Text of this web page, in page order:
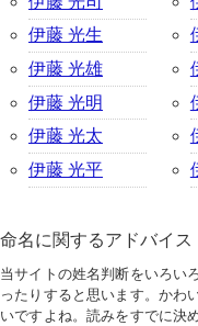
伊藤 光生
伊藤 光雄
伊藤 光明
伊藤 光太
伊藤 光平
命名に関するアドバイス
当サイトの姓名判断をいろい
ったりすると思います。かわ
いですよね。読みをすでに決